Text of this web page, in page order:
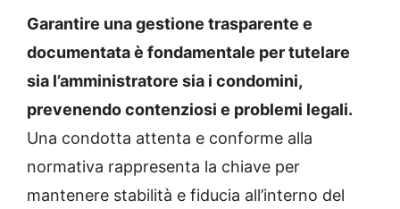
Garantire una gestione trasparente e
documentata è fondamentale per tutelare
sia l’amministratore sia i condomini,
prevenendo contenziosi e problemi legali.
Una condotta attenta e conforme alla
normativa rappresenta la chiave per
mantenere stabilità e fiducia all’interno del